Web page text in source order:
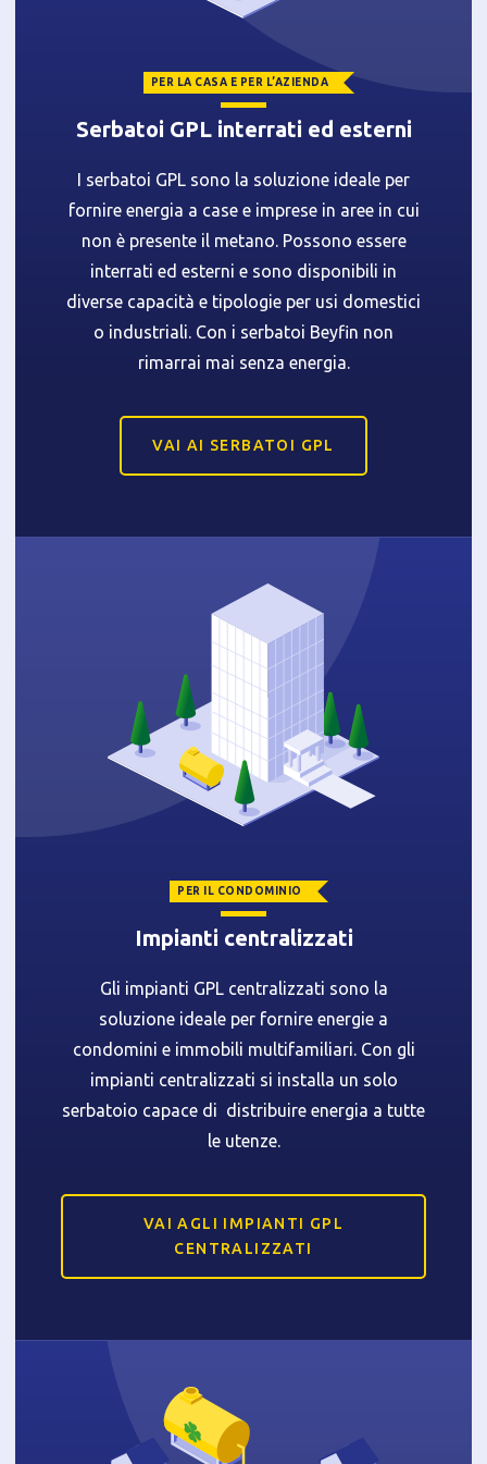
PER LA CASA E PER L’AZIENDA
Serbatoi GPL interrati ed esterni
I serbatoi GPL sono la soluzione ideale per
fornire energia a case e imprese in aree in cui
non è presente il metano. Possono essere
interrati ed esterni e sono disponibili in
diverse capacità e tipologie per usi domestici
o industriali. Con i serbatoi Beyfin non
rimarrai mai senza energia.
VAI AI SERBATOI GPL
PER IL CONDOMINIO
Impianti centralizzati
Gli impianti GPL centralizzati sono la
soluzione ideale per fornire energie a
condomini e immobili multifamiliari. Con gli
impianti centralizzati si installa un solo
serbatoio capace di distribuire energia a tutte
le utenze.
VAI AGLI IMPIANTI GPL
CENTRALIZZATI